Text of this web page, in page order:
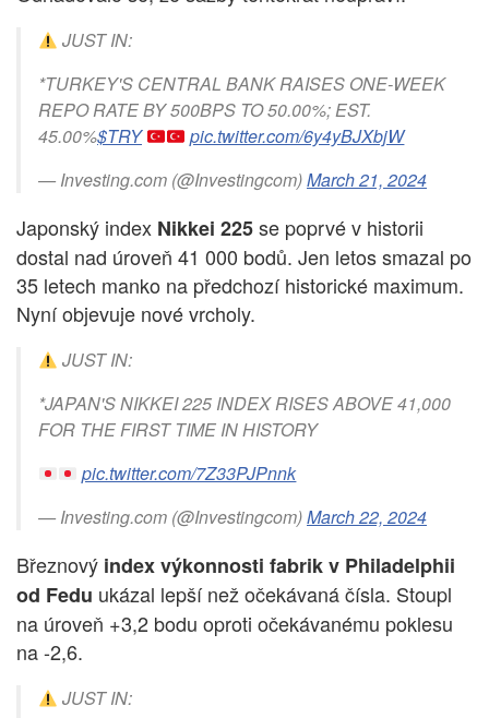
JUST IN:
*TURKEY'S CENTRAL BANK RAISES ONE-WEEK
REPO RATE BY 500BPS TO 50.00%; EST.
45.00%$TRY
pic.twitter.com/6y4yBJXbjW
— Investing.com (@Investingcom)March 21, 2024
Japonský index Nikkei 225se poprvé v historii
dostal nad úroveň 41 000 bodů. Jen letos smazal po
35 letech manko na předchozí historické maximum.
Nyní objevuje nové vrcholy.
JUST IN:
*JAPAN'S NIKKEI 225 INDEX RISES ABOVE 41,000
FOR THE FIRST TIME IN HISTORY
pic.twitter.com/7Z33PJPnnk
— Investing.com (@Investingcom)March 22, 2024
Březnový index výkonnosti fabrik v Philadelphii
od Fedu ukázal lepší než očekávaná čísla. Stoupl
na úroveň +3,2 bodu oproti očekávanému poklesu
na -2,6.
JUST IN: